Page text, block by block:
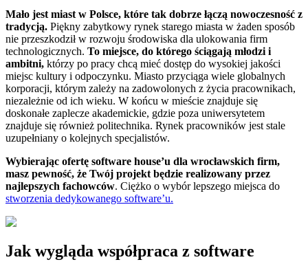
Mało jest miast w Polsce, które tak dobrze łączą nowoczesność z
tradycją. Piękny zabytkowy rynek starego miasta w żaden sposób
nie przeszkodził w rozwoju środowiska dla ulokowania firm
technologicznych. To miejsce, do którego ściągają młodzi i
ambitni, którzy po pracy chcą mieć dostęp do wysokiej jakości
miejsc kultury i odpoczynku. Miasto przyciąga wiele globalnych
korporacji, którym zależy na zadowolonych z życia pracownikach,
niezależnie od ich wieku. W końcu w mieście znajduje się
doskonałe zaplecze akademickie, gdzie poza uniwersytetem
znajduje się również politechnika. Rynek pracowników jest stale
uzupełniany o kolejnych specjalistów.
Wybierając ofertę software house’u dla wrocławskich firm,
masz pewność, że Twój projekt będzie realizowany przez
najlepszych fachowców. Ciężko o wybór lepszego miejsca do
stworzenia dedykowanego software’u.
Jak wygląda współpraca z software